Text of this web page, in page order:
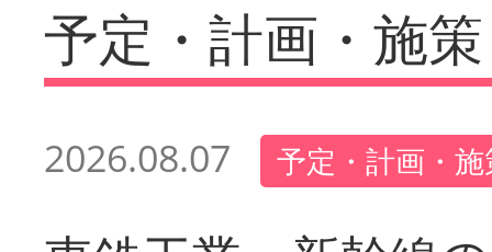
予定・計画・施策
2026.08.07 予定・計画・